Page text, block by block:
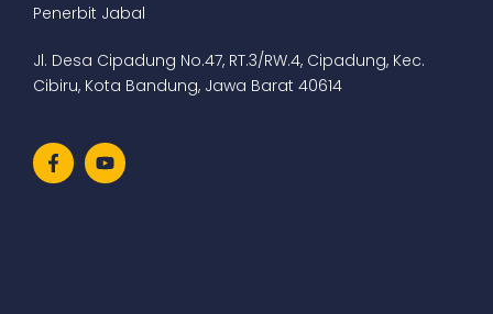
Penerbit Jabal
Jl. Desa Cipadung No.47, RT.3/RW.4, Cipadung, Kec.
Cibiru, Kota Bandung, Jawa Barat 40614